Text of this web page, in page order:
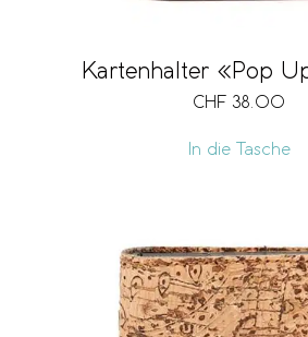
Kartenhalter «Pop
CHF 38.00
In die Tasche